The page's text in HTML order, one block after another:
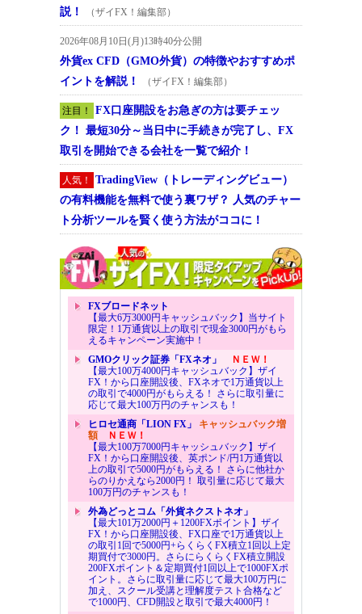
説！ （ザイFX！編集部）
2026年08月10日(月)13時40分公開
外貨ex CFD（GMO外貨）の特徴やおすすめポ
イントを解説！
（ザイFX！編集部）
注目！
FX口座開設をお急ぎの方は要チェッ
ク！ 最短30分～当日中に手続きが完了し、FX
取引を開始できる会社を一覧で紹介！
人気！
TradingView（トレーディングビュー）
の有料機能を無料で使う裏ワザ？ 人気のチャー
ト分析ツールを賢く使う方法がココに！
FXブロードネット
【最大6万3000円キャッシュバック】当サイト
限定！1万通貨以上の取引で現金3000円がもら
えるキャンペーン実施中！
GMOクリック証券「FXネオ」
ＮＥＷ！
【最大100万4000円キャッシュバック】ザイ
FX！から口座開設後、FXネオで1万通貨以上
の取引で4000円がもらえる！ さらに取引量に
応じて最大100万円のチャンスも！
ヒロセ通商「LION FX」 キャッシュバック増
額ＮＥＷ！
【最大100万7000円キャッシュバック】ザイ
FX！から口座開設後、英ポンド/円1万通貨以
上の取引で5000円がもらえる！ さらに他社か
らのりかえなら2000円！ 取引量に応じて最大
100万円のチャンスも！
外為どっとコム「外貨ネクストネオ」
【最大101万2000円＋1200FXポイント】ザイ
FX！から口座開設後、FX口座で1万通貨以上
の取引1回で5000円+らくらくFX積立1回以上定
期買付で3000円。さらにらくらくFX積立開設
200FXポイント＆定期買付1回以上で1000FXポ
イント。さらに取引量に応じて最大100万円に
加え、スクール受講と理解度テスト合格など
で1000円、CFD開設と取引で最大4000円！